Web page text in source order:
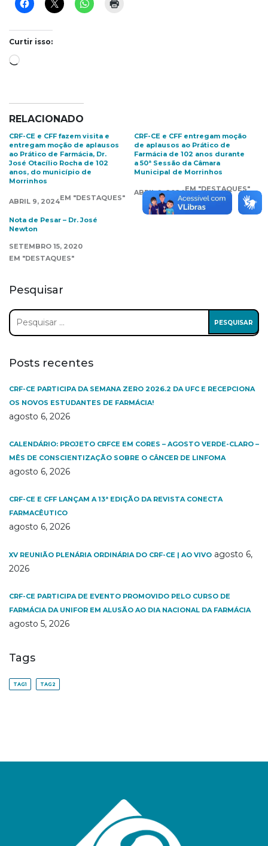
Curtir isso:
Carregando...
RELACIONADO
CRF-CE e CFF fazem visita e
entregam moção de aplausos
ao Prático de Farmácia, Dr.
José Otacílio Rocha de 102
anos, do município de
Morrinhos
ABRIL 9, 2024EM "DESTAQUES"
CRF-CE e CFF entregam moção
de aplausos ao Prático de
Farmácia de 102 anos durante
a 50ª Sessão da Câmara
Municipal de Morrinhos
ABRIL 9, 2024EM "DESTAQUES"
Nota de Pesar – Dr. José
Newton
SETEMBRO 15, 2020
EM "DESTAQUES"
Pesquisar
Pesquisar
por:
Posts recentes
CRF-CE PARTICIPA DA SEMANA ZERO 2026.2 DA UFC E RECEPCIONA
OS NOVOS ESTUDANTES DE FARMÁCIA!
agosto 6, 2026
CALENDÁRIO: PROJETO CRFCE EM CORES – AGOSTO VERDE-CLARO –
MÊS DE CONSCIENTIZAÇÃO SOBRE O CÂNCER DE LINFOMA
agosto 6, 2026
CRF-CE E CFF LANÇAM A 13ª EDIÇÃO DA REVISTA CONECTA
FARMACÊUTICO
agosto 6, 2026
XV REUNIÃO PLENÁRIA ORDINÁRIA DO CRF-CE | AO VIVO agosto 6,
2026
CRF-CE PARTICIPA DE EVENTO PROMOVIDO PELO CURSO DE
FARMÁCIA DA UNIFOR EM ALUSÃO AO DIA NACIONAL DA FARMÁCIA
agosto 5, 2026
Tags
TAG1 TAG2